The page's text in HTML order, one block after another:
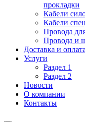
прокладки
Кабели
Кабели
Провода
Провода и
Доставка и оплата
Услуги
Раздел 1
Раздел 2
Новости
О компании
Контакты